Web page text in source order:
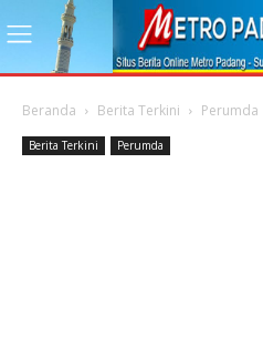
Beranda Berita Terkini Perumda
Berita Terkini Perumda